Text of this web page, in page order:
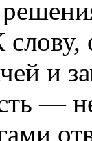
и
—